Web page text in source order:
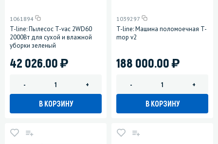
1061894
T-line: Пылесос T-vac 2WD60
2000Вт для сухой и влажной
уборки зеленый
42 026.00)
- +
В КОРЗИНУ
1039297
T-line: Машина поломоечная T-
mop v2
188 000.00)
- +
В КОРЗИНУ